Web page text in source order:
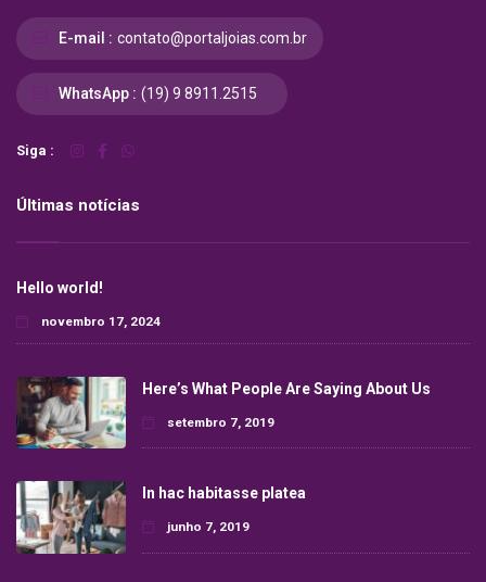
E-mail : contato@portaljoias.com.br
WhatsApp : (19) 9 8911.2515
Siga :
Últimas notícias
Hello world!
novembro 17, 2024
Here’s What People Are Saying About Us
setembro 7, 2019
In hac habitasse platea
junho 7, 2019